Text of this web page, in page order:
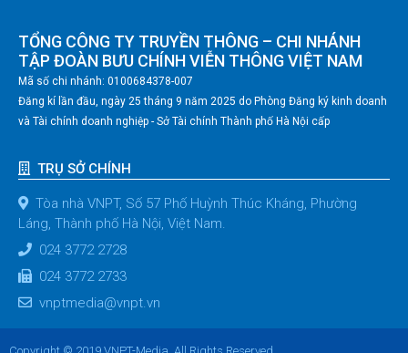
TỔNG CÔNG TY TRUYỀN THÔNG – CHI NHÁNH
TẬP ĐOÀN BƯU CHÍNH VIỄN THÔNG VIỆT NAM
Mã số chi nhánh: 0100684378-007
Đăng kí lần đầu, ngày 25 tháng 9 năm 2025 do Phòng Đăng ký kinh doanh
và Tài chính doanh nghiệp - Sở Tài chính Thành phố Hà Nội cấp
TRỤ SỞ CHÍNH
Tòa nhà VNPT, Số 57 Phố Huỳnh Thúc Kháng, Phường
Láng, Thành phố Hà Nội, Việt Nam.
024 3772 2728
024 3772 2733
vnptmedia@vnpt.vn